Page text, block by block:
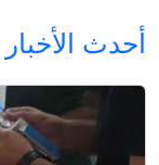
أحدث الأخبار